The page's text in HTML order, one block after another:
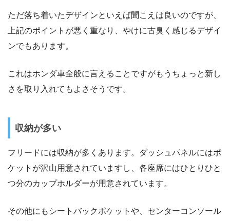
ただ落ち着いたデザインといえば聞こえは良いのですが、
上記のポイントが悪く重なり、やけに古臭く感じるデザイ
ンでもあります。
これはホンダ車全般に言えることですがもうちょっと新し
さを取り入れてもよさそうです。
収納が多い
フリードには収納が多くあります。ダッシュパネルにはポ
ケットが沢山用意されていますし、各座席にはひとりひと
つ分のカップホルダーが用意されています。
その他にもシートバックポケットや、センターコンソール